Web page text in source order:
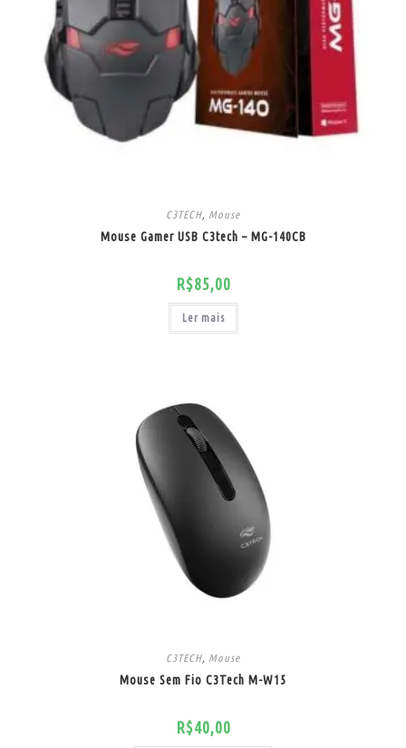
C3TECH, Mouse
Mouse Gamer USB C3tech – MG-140CB
R$85,00
Ler mais
C3TECH, Mouse
Mouse Sem Fio C3Tech M-W15
R$40,00